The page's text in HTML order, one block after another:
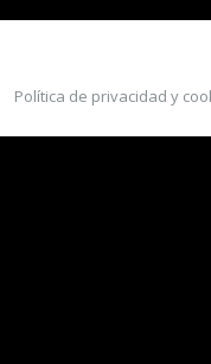
Política de privacidad y